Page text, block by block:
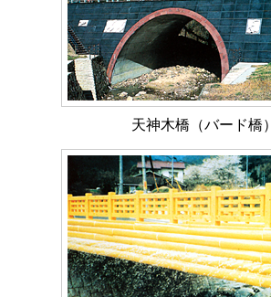
天神木橋（バード橋）